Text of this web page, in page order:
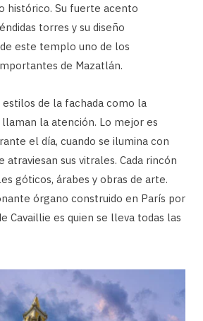
histórico. Su fuerte acento
torres y su diseño
este templo uno de los
de Mazatlán.
de la fachada como la
la atención. Lo mejor es
el día, cuando se ilumina con
atraviesan sus vitrales. Cada rincón
góticos, árabes y obras de arte.
órgano construido en París por
Cavaillie es quien se lleva todas las